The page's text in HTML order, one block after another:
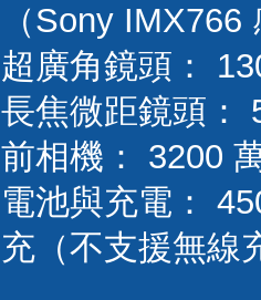
（Sony
超廣角鏡頭：
長焦微距鏡頭：
前相機： 3200
電池與充電：
充（不支援無線